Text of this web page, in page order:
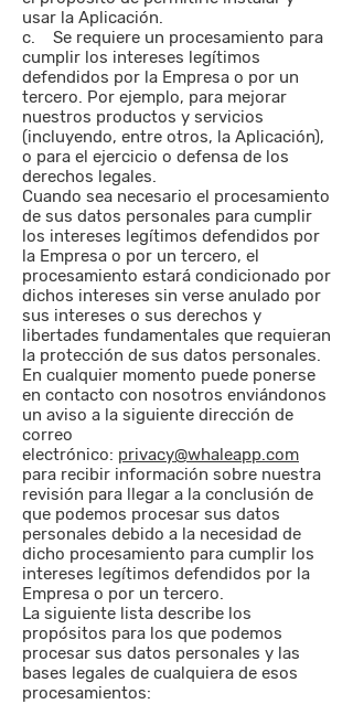
usar la Aplicación.
c. Se requiere un procesamiento para
cumplir los intereses legítimos
defendidos por la Empresa o por un
tercero. Por ejemplo, para mejorar
nuestros productos y servicios
(incluyendo, entre otros, la Aplicación),
o para el ejercicio o defensa de los
derechos legales.
Cuando sea necesario el procesamiento
de sus datos personales para cumplir
los intereses legítimos defendidos por
la Empresa o por un tercero, el
procesamiento estará condicionado por
dichos intereses sin verse anulado por
sus intereses o sus derechos y
libertades fundamentales que requieran
la protección de sus datos personales.
En cualquier momento puede ponerse
en contacto con nosotros enviándonos
un aviso a la siguiente dirección de
correo
electrónico: privacy@whaleapp.com
para recibir información sobre nuestra
revisión para llegar a la conclusión de
que podemos procesar sus datos
personales debido a la necesidad de
dicho procesamiento para cumplir los
intereses legítimos defendidos por la
Empresa o por un tercero.
La siguiente lista describe los
propósitos para los que podemos
procesar sus datos personales y las
bases legales de cualquiera de esos
procesamientos: